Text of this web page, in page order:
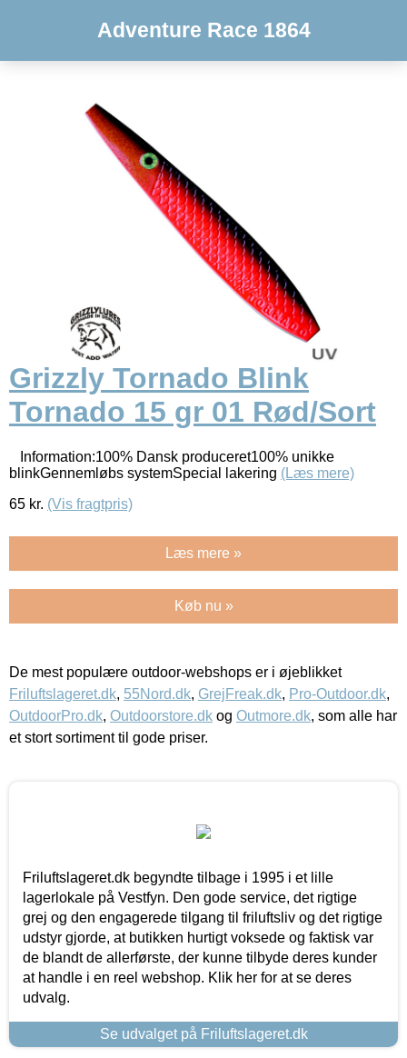
Adventure Race 1864
Grizzly Tornado Blink
Tornado 15 gr 01 Rød/Sort
Information:100% Dansk produceret100% unikke
blinkGennemløbs systemSpecial lakering (Læs mere)
65 kr. (Vis fragtpris)
Læs mere »
Køb nu »
De mest populære outdoor-webshops er i øjeblikket
Friluftslageret.dk, 55Nord.dk, GrejFreak.dk, Pro-Outdoor.dk,
OutdoorPro.dk, Outdoorstore.dk og Outmore.dk, som alle har
et stort sortiment til gode priser.
Friluftslageret.dk begyndte tilbage i 1995 i et lille
lagerlokale på Vestfyn. Den gode service, det rigtige
grej og den engagerede tilgang til friluftsliv og det rigtige
udstyr gjorde, at butikken hurtigt voksede og faktisk var
de blandt de allerførste, der kunne tilbyde deres kunder
at handle i en reel webshop. Klik her for at se deres
udvalg.
Se udvalget på Friluftslageret.dk